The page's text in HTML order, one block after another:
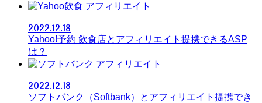
アフィリエイト
2022.12.18
Yahoo!予約 飲食店とアフィリエイト提携できるASP
は？
アフィリエイト
2022.12.18
ソフトバンク（Softbank）とアフィリエイト提携でき